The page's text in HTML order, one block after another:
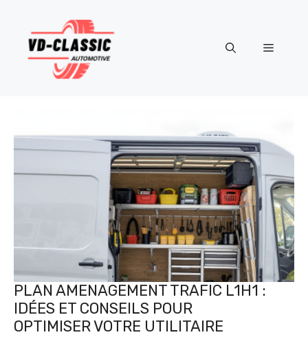
contenu
Menu
PLAN AMENAGEMENT TRAFIC L1H1 :
IDÉES ET CONSEILS POUR
OPTIMISER VOTRE UTILITAIRE